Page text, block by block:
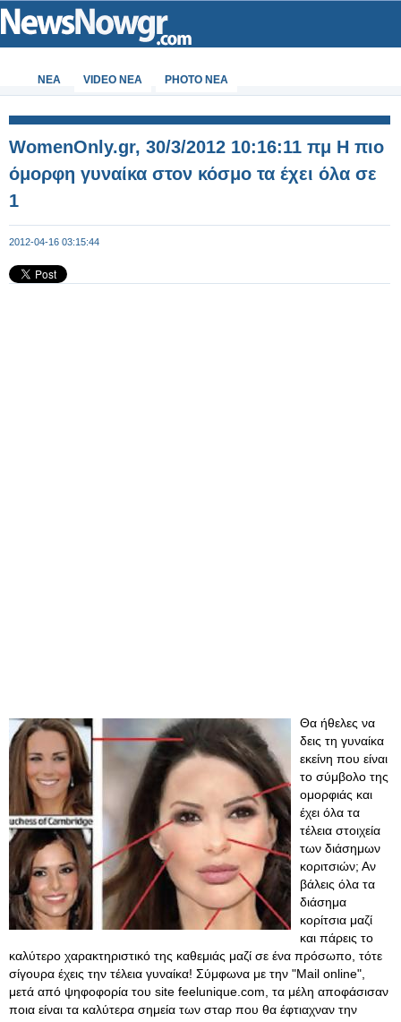
ΝΕΑ VIDEO NEA PHOTO NEA
WomenOnly.gr, 30/3/2012 10:16:11 πμ Η πιο
όμορφη γυναίκα στον κόσμο τα έχει όλα σε
1
2012-04-16 03:15:44
Θα ήθελες να
δεις τη γυναίκα
εκείνη που είναι
το σύμβολο της
ομορφιάς και
έχει όλα τα
τέλεια στοιχεία
των διάσημων
κοριτσιών; Αν
βάλεις όλα τα
διάσημα
κορίτσια μαζί
και πάρεις το
καλύτερο χαρακτηριστικό της καθεμιάς μαζί σε ένα πρόσωπο, τότε
σίγουρα έχεις την τέλεια γυναίκα! Σύμφωνα με την "Mail online",
μετά από ψηφοφορία του site feelunique.com, τα μέλη αποφάσισαν
ποια είναι τα καλύτερα σημεία των σταρ που θα έφτιαχναν την